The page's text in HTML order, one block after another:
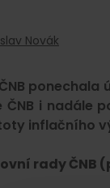
Novák
ponechala
ČNB i nadále
inflačního
rady ČNB